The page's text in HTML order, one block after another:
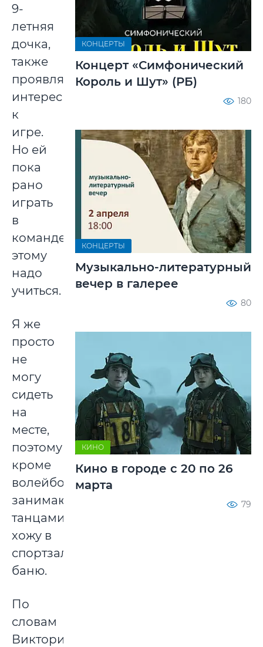
9-
летняя
дочка,
также
проявляет
интерес
к
игре.
Но ей
пока
рано
играть
в
команде,
этому
надо
учиться.
Я же
просто
не
могу
сидеть
на
месте,
поэтому
кроме
волейбола
занимаюсь
танцами,
хожу в
спортзал,
баню.
По
словам
Виктории,
КОНЦЕРТЫ
Концерт «Симфонический
Король и Шут» (РБ)
180
КОНЦЕРТЫ
Музыкально-литературный
вечер в галерее
80
КИНО
Кино в городе с 20 по 26
марта
79